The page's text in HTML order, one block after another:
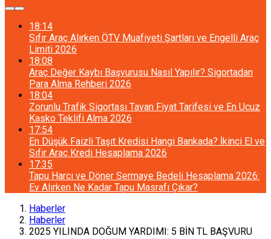
18:14
Sıfır Araç Alırken ÖTV Muafiyeti Şartları ve Engelli Araç
Limiti 2026
18:08
Araç Değer Kaybı Başvurusu Nasıl Yapılır? Sigortadan
Para Alma Rehberi 2026
18:04
Zorunlu Trafik Sigortası Tavan Fiyat Tarifesi ve En Ucuz
Kasko Teklifi Alma 2026
17:54
En Düşük Faizli Taşıt Kredisi Hangi Bankada? İkinci El ve
Sıfır Araç Kredi Hesaplama 2026
17:35
Tapu Harcı ve Döner Sermaye Bedeli Hesaplama 2026:
Ev Alırken Ne Kadar Tapu Masrafı Çıkar?
Haberler
Haberler
2025 YILINDA DOĞUM YARDIMI: 5 BİN TL BAŞVURU